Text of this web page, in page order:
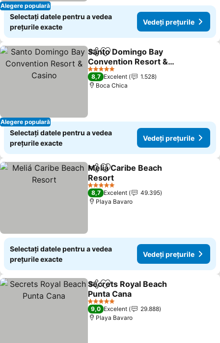
Alegere populară
Selectați datele pentru a vedea
prețurile exacte
Vedeți prețurile
Alegere populară
DistribuițiAdăugaţi la favorite
Santo Domingo Bay
Convention Resort &
Casino
Vedeți prețurile
5 Stele
8,7 Excelent
1.528
Boca Chica
Selectați datele pentru a vedea
prețurile exacte
Vedeți prețurile
DistribuițiAdăugaţi la favorite
Meliá Caribe Beach
Resort
Vedeți prețurile
5 Stele
8,7 Excelent
49.395
Playa Bavaro
Selectați datele pentru a vedea
prețurile exacte
Vedeți prețurile
DistribuițiAdăugaţi la favorite
Secrets Royal Beach
Punta Cana
Vedeți prețurile
5 Stele
9,0 Excelent
29.888
Playa Bavaro